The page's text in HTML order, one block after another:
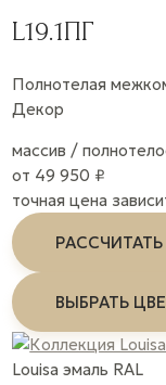
L19.1ПГ
Полнотелая
Декор
массив /
от 49 950 ₽
точная цена
ВЫБРАТЬ
Louisa эмаль RAL